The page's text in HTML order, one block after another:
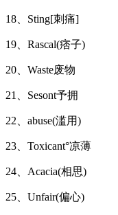
18、Sting[刺痛]
19、Rascal(痞子)
20、Waste废物
21、Sesont予拥
22、abuse(滥用)
23、Toxicant°凉薄
24、Acacia(相思)
25、Unfair(偏心)